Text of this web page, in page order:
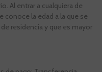
Al entrar a cualquiera de
conoce la edad a la que se
residencia y que es mayor